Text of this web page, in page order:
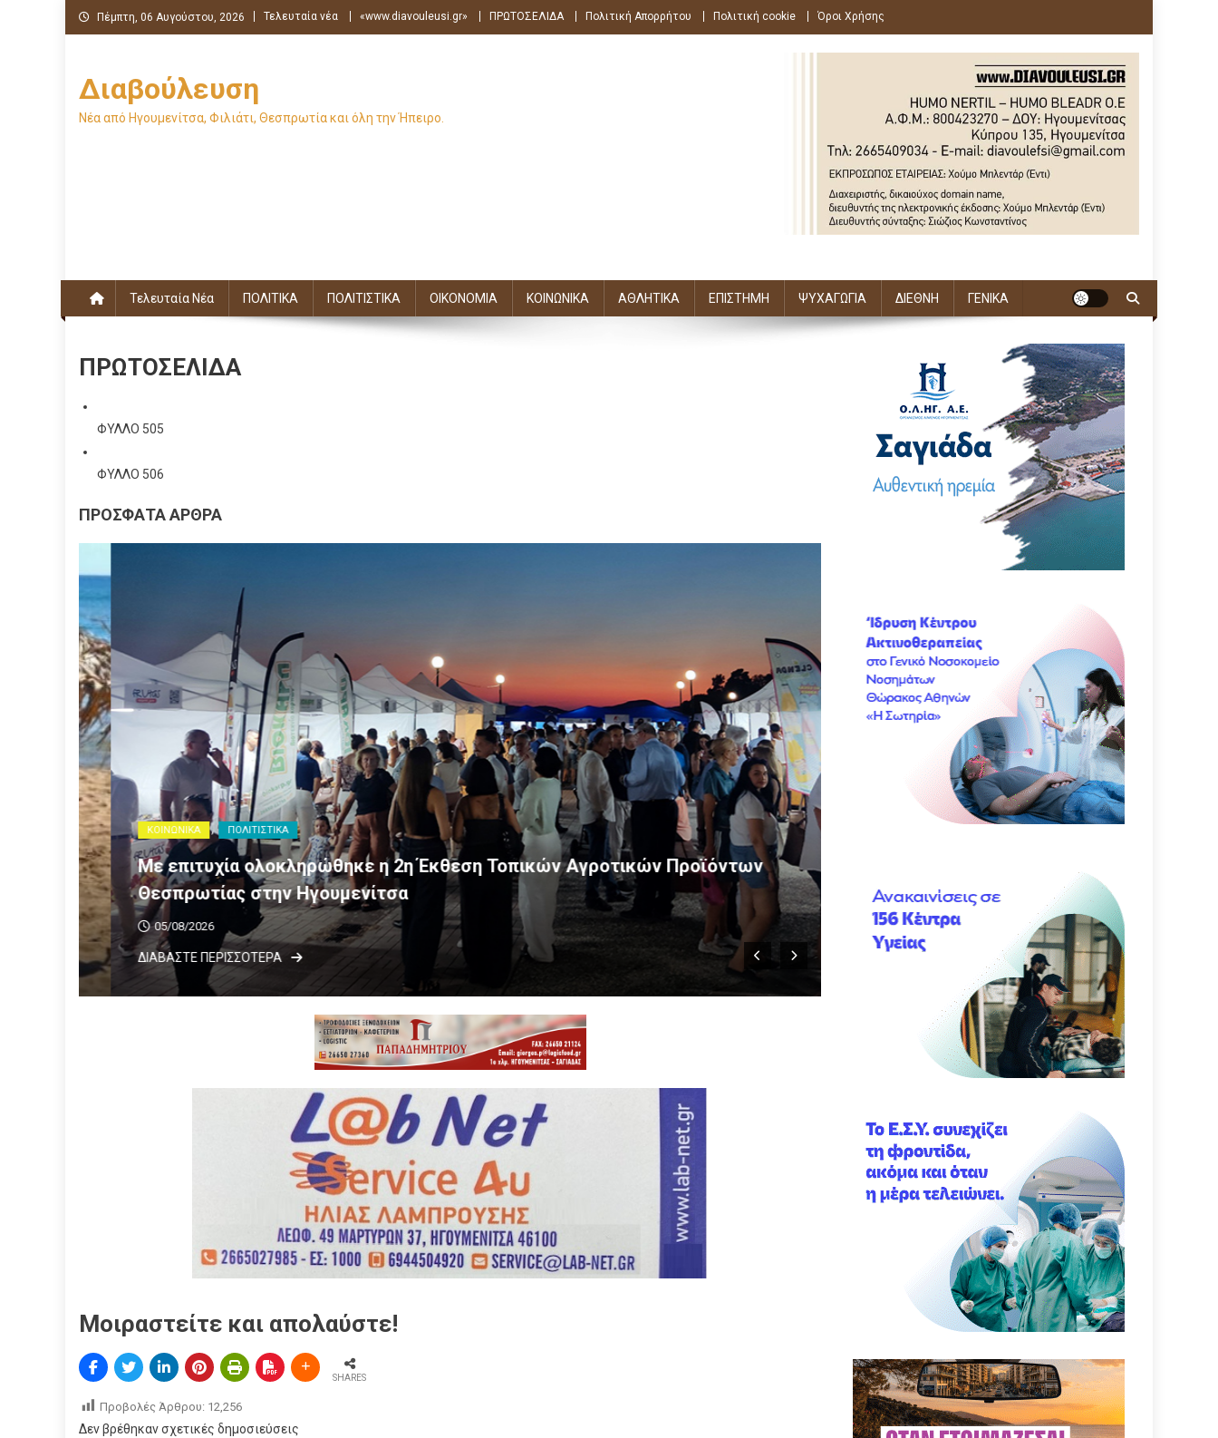
Μεταπηδήστε
στο
Πέμπτη, 06 Αυγούστου, 2026 Τελευταία νέα «www.diavouleusi.gr» ΠΡΩΤΟΣΕΛΙΔΑ Πολιτική Απορρήτου Πολιτική cookie Όροι Χρήσης
Διαβούλευση
Νέα από Ηγουμενίτσα, Φιλιάτι, Θεσπρωτία και όλη την Ήπειρο.
Τελευταία Νέα ΠΟΛΙΤΙΚΑ ΠΟΛΙΤΙΣΤΙΚΑ ΟΙΚΟΝΟΜΙΑ ΚΟΙΝΩΝΙΚΑ ΑΘΛΗΤΙΚΑ ΕΠΙΣΤΗΜΗ ΨΥΧΑΓΩΓΙΑ ΔΙΕΘΝΗ ΓΕΝΙΚΑ
ΠΡΩΤΟΣΕΛΙΔΑ
ΦΥΛΛΟ 505
ΦΥΛΛΟ 506
ΠΡΟΣΦΑΤΑ ΑΡΘΡΑ
ΚΟΙΝΩΝΙΚΑ ΠΟΛΙΤΙΣΤΙΚΑ
Με επιτυχία ολοκληρώθηκε η 2η Έκθεση Τοπικών Αγροτικών Προϊόντων
Θεσπρωτίας στην Ηγουμενίτσα
05/08/2026
ΔΙΑΒΆΣΤΕ ΠΕΡΙΣΣΟΤΕΡΑ
χωρίς άδεια
05/08/2026
ΔΙΑΒΆΣΤΕ ΠΕΡΙΣΣΟΤΕΡΑ
Μοιραστείτε και απολαύστε!
SHARES
Προβολές Άρθρου: 12,256
Δεν βρέθηκαν σχετικές δημοσιεύσεις